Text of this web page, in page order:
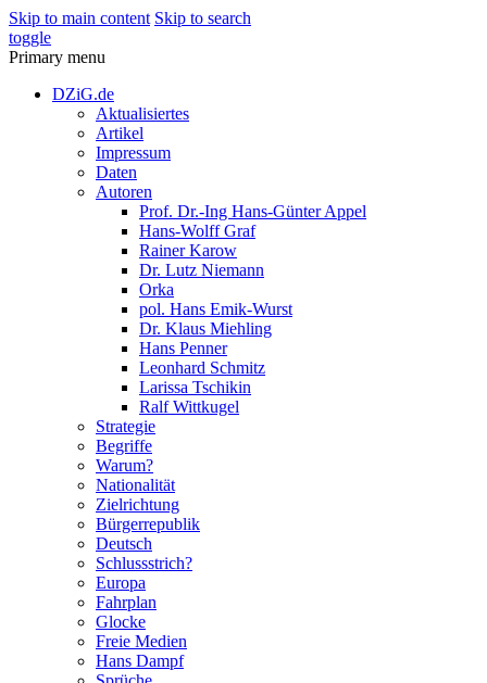
Skip to main content Skip to search
toggle
Primary menu
DZiG.de
Aktualisiertes
Artikel
Impressum
Daten
Autoren
Prof. Dr.-Ing Hans-Günter Appel
Hans-Wolff Graf
Rainer Karow
Dr. Lutz Niemann
Orka
pol. Hans Emik-Wurst
Dr. Klaus Miehling
Hans Penner
Leonhard Schmitz
Larissa Tschikin
Ralf Wittkugel
Strategie
Begriffe
Warum?
Nationalität
Zielrichtung
Bürgerrepublik
Deutsch
Schlussstrich?
Europa
Fahrplan
Glocke
Freie Medien
Hans Dampf